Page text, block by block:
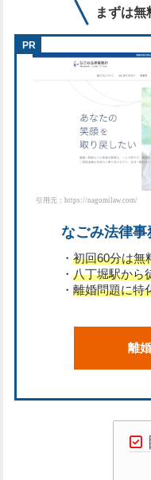
まずは無
引用元：https://nagomilaw.com/
なごみ法律事
・初回60分は無
・八丁堀駅から
・離婚問題に特
離